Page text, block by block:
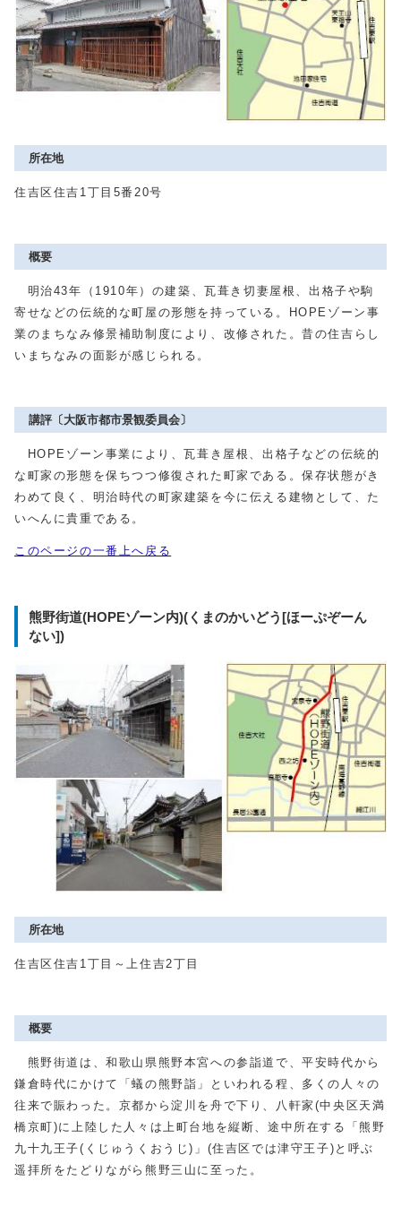
所在地
住吉区住吉1丁目5番20号
概要
明治43年（1910年）の建築、瓦葺き切妻屋根、出格子や駒
寄せなどの伝統的な町屋の形態を持っている。HOPEゾーン事
業のまちなみ修景補助制度により、改修された。昔の住吉らし
いまちなみの面影が感じられる。
講評〔大阪市都市景観委員会〕
HOPEゾーン事業により、瓦葺き屋根、出格子などの伝統的
な町家の形態を保ちつつ修復された町家である。保存状態がき
わめて良く、明治時代の町家建築を今に伝える建物として、た
いへんに貴重である。
このページの一番上へ戻る
熊野街道(HOPEゾーン内)(くまのかいどう[ほーぷぞーん
ない])
所在地
住吉区住吉1丁目～上住吉2丁目
概要
熊野街道は、和歌山県熊野本宮への参詣道で、平安時代から
鎌倉時代にかけて「蟻の熊野詣」といわれる程、多くの人々の
往来で賑わった。京都から淀川を舟で下り、八軒家(中央区天満
橋京町)に上陸した人々は上町台地を縦断、途中所在する「熊野
九十九王子(くじゅうくおうじ)」(住吉区では津守王子)と呼ぶ
遥拝所をたどりながら熊野三山に至った。